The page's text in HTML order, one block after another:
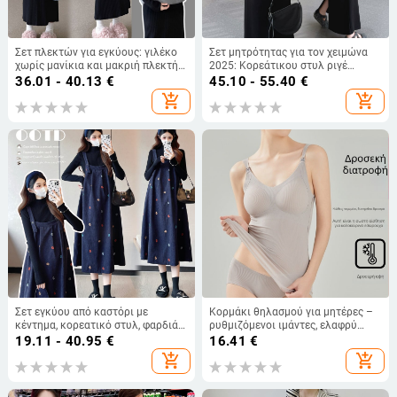
Σετ πλεκτών για εγκύους: γιλέκο
χωρίς μανίκια και μακριή πλεκτή
φούστα για άνοιξη–φθινόπωρο,
36.01 - 40.13 €
add_shopping_cart
Σετ μητρότητας για τον χειμώνα
2025: Κορεάτικου στυλ ριγέ
χαλαρό πλεκτό τοπ και φούστα με
κουμπιά σε σχήμα γουρουνιού
45.10 - 55.40 €
add_shopping_cart
Σετ εγκύου από καστόρι με
κέντημα, κορεατικό στυλ, φαρδιά
γραμμή, φούστα με τιράντες και
19.11 - 40.95 €
add_shopping_cart
Κορμάκι θηλασμού για μητέρες –
ρυθμιζόμενοι ιμάντες, ελαφρύ
νάιλον ύφασμα, κορεατικό στυλ,
16.41 €
add_shopping_cart